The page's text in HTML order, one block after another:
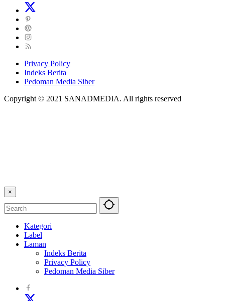
Privacy Policy
Indeks Berita
Pedoman Media Siber
Copyright © 2021 SANADMEDIA. All rights reserved
×
Kategori
Label
Laman
Indeks Berita
Privacy Policy
Pedoman Media Siber